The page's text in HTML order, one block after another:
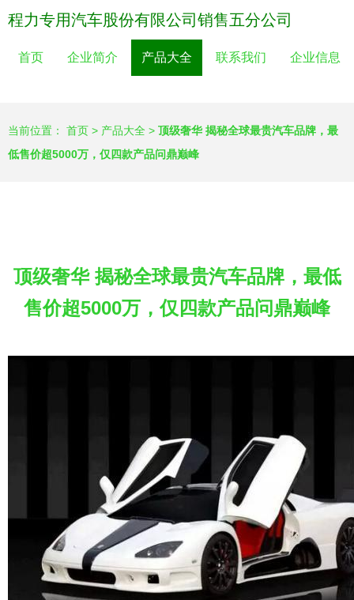
程力专用汽车股份有限公司销售五分公司
首页 企业简介 产品大全 联系我们 企业信息
当前位置： 首页 > 产品大全 > 顶级奢华 揭秘全球最贵汽车品牌，最
低售价超5000万，仅四款产品问鼎巅峰
顶级奢华 揭秘全球最贵汽车品牌，最低
售价超5000万，仅四款产品问鼎巅峰